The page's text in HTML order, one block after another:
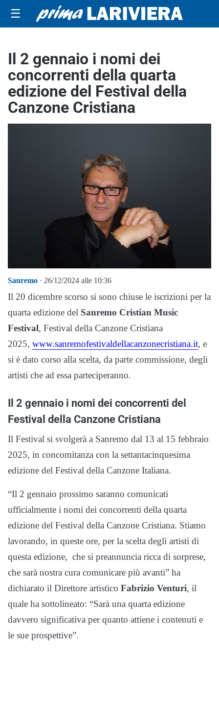
☰
Il 2 gennaio i nomi dei
concorrenti della quarta
edizione del Festival della
Canzone Cristiana
Sanremo · 26/12/2024 alle 10:36
Il 20 dicembre scorso si sono chiuse le iscrizioni per la
quarta edizione del Sanremo Cristian Music
Festival, Festival della Canzone Cristiana
2025, www.sanremofestivaldellacanzonecristiana.it, e
si è dato corso alla scelta, da parte commissione, degli
artisti che ad essa parteciperanno.
Il 2 gennaio i nomi dei concorrenti del
Festival della Canzone Cristiana
Il Festival si svolgerà a Sanremo dal 13 al 15 febbraio
2025, in concomitanza con la settantacinquesima
edizione del Festival della Canzone Italiana.
“Il 2 gennaio prossimo saranno comunicati
ufficialmente i nomi dei concorrenti della quarta
edizione del Festival della Canzone Cristiana. Stiamo
lavorando, in queste ore, per la scelta degli artisti di
questa edizione, che si preannuncia ricca di sorprese,
che sarà nostra cura comunicare più avanti” ha
dichiarato il Direttore artistico Fabrizio Venturi, il
quale ha sottolineato: “Sarà una quarta edizione
davvero significativa per quanto attiene i contenuti e
le sue prospettive”.